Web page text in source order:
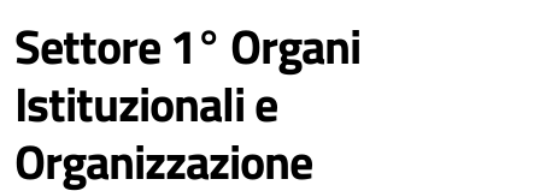
Settore 1° Organi
Istituzionali e
Organizzazione